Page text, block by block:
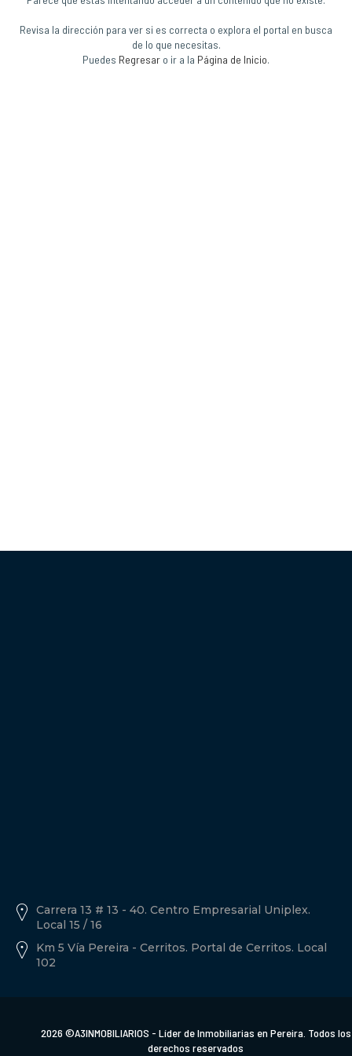
Revisa la dirección para ver si es correcta o explora el portal en busca
de lo que necesitas.
Puedes Regresar o ir a la Página de Inicio.
Carrera 13 # 13 - 40. Centro Empresarial Uniplex.
Local 15 / 16
Km 5 Vía Pereira - Cerritos. Portal de Cerritos. Local
102
2026 ©A3INMOBILIARIOS - Líder de Inmobiliarias en Pereira. Todos los
derechos reservados